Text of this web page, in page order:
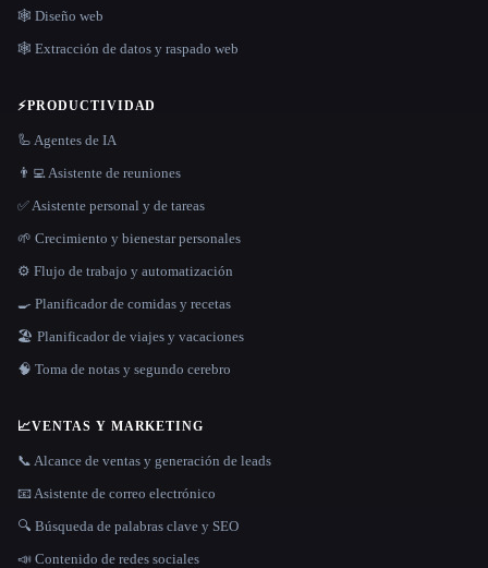
🕸 Diseño web
🕸️ Extracción de datos y raspado web
⚡PRODUCTIVIDAD
🦾 Agentes de IA
👨‍💻 Asistente de reuniones
✅ Asistente personal y de tareas
🌱 Crecimiento y bienestar personales
⚙️ Flujo de trabajo y automatización
🍳 Planificador de comidas y recetas
🏖 Planificador de viajes y vacaciones
🧠 Toma de notas y segundo cerebro
📈VENTAS Y MARKETING
📞 Alcance de ventas y generación de leads
📧 Asistente de correo electrónico
🔍 Búsqueda de palabras clave y SEO
📣 Contenido de redes sociales